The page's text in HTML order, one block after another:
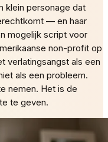
klein personage dat
— en haar
mogelijk script voor
non-profit op
verlatingsangst als een
als een probleem.
nemen. Het is de
te geven.